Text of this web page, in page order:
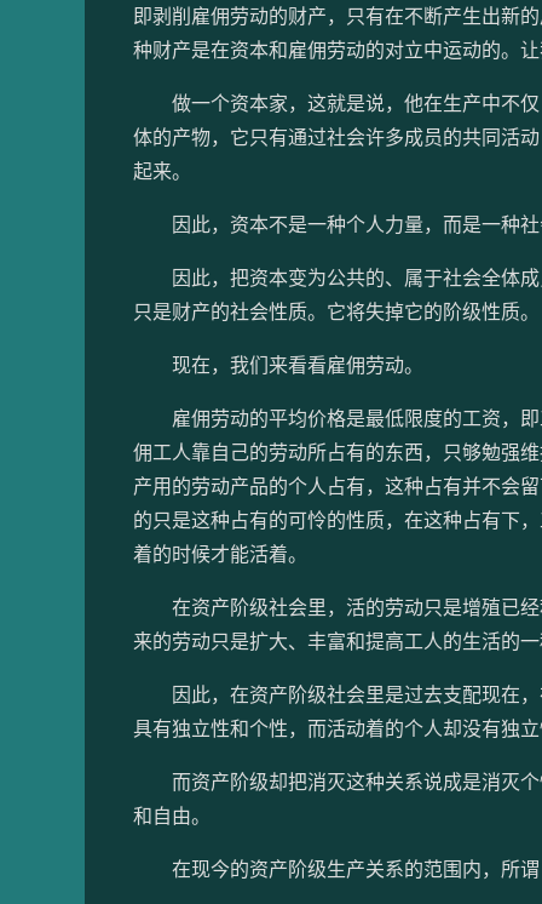
即剥削雇佣劳动的财产，只有在不断产生出新
种财产是在资本和雇佣劳动的对立中运动的。
做一个资本家，这就是说，他在生产中不仅
体的产物，它只有通过社会许多成员的共同活
起来。
因此，资本不是一种个人力量，而是一种社
因此，把资本变为公共的、属于社会全体成
只是财产的社会性质。它将失掉它的阶级性质。
现在，我们来看看雇佣劳动。
雇佣劳动的平均价格是最低限度的工资，即
佣工人靠自己的劳动所占有的东西，只够勉强
产用的劳动产品的个人占有，这种占有并不会
的只是这种占有的可怜的性质，在这种占有下
着的时候才能活着。
在资产阶级社会里，活的劳动只是增殖已经
来的劳动只是扩大、丰富和提高工人的生活的
因此，在资产阶级社会里是过去支配现在，
具有独立性和个性，而活动着的个人却没有独
而资产阶级却把消灭这种关系说成是消灭个
和自由。
在现今的资产阶级生产关系的范围内，所谓